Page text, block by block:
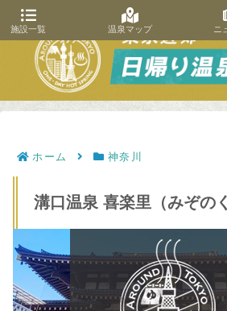
ホーム 神奈川
溝口温泉 喜楽里（みぞの
施設一覧 温泉マップ ニ